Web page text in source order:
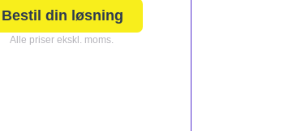
Bestil din løsning
Alle priser ekskl. moms.